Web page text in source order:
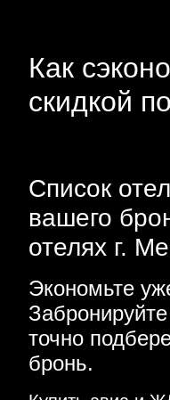
Как
скидкой
Список
вашего
отелях г.
Экономьте
точно
бронь.